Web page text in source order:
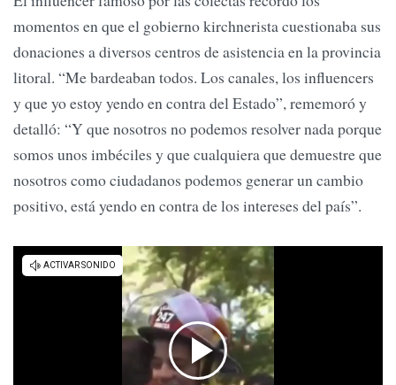
momentos en que el gobierno kirchnerista cuestionaba sus
donaciones a diversos centros de asistencia en la provincia
litoral. “Me bardeaban todos. Los canales, los influencers
y que yo estoy yendo en contra del Estado”, rememoró y
detalló: “Y que nosotros no podemos resolver nada porque
somos unos imbéciles y que cualquiera que demuestre que
nosotros como ciudadanos podemos generar un cambio
positivo, está yendo en contra de los intereses del país”.